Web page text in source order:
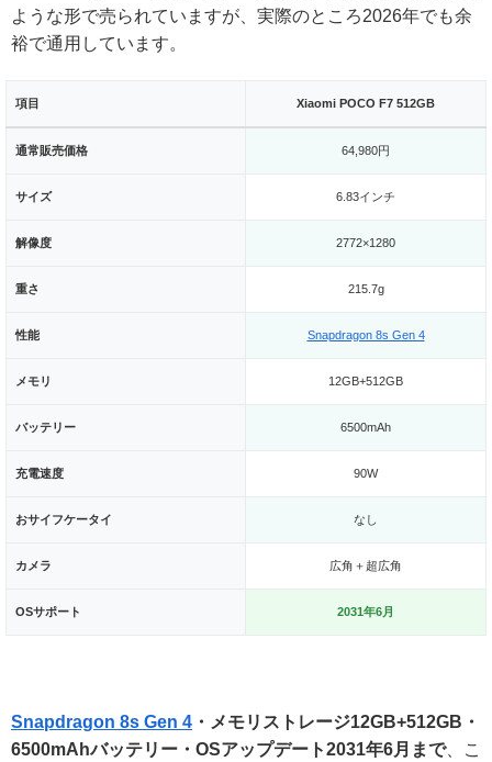
ような形で売られていますが、実際のところ2026年でも余
裕で通用しています。
項目 Xiaomi POCO F7 512GB
通常販売価格 64,980円
サイズ 6.83インチ
解像度 2772×1280
重さ 215.7g
性能 Snapdragon 8s Gen 4
メモリ 12GB+512GB
バッテリー 6500mAh
充電速度 90W
おサイフケータイ なし
カメラ 広角＋超広角
OSサポート 2031年6月
Snapdragon 8s Gen 4 ・メモリストレージ12GB+512GB・
6500mAhバッテリー・OSアップデート2031年6月まで、こ